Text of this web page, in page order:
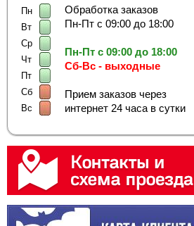
Пн
Вт
Ср
Чт
Пт
Сб
Вс
Обработка заказов
Пн-Пт с 09:00 до 18:00
Пн-Пт с 09:00 до 18:00
Сб-Вс - выходные
Прием заказов через
интернет 24 часа в сутки